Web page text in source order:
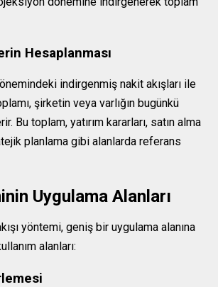
Hesaplanması
indirgenmiş nakit akışları ile
şirketin veya varlığın bugünkü
Bu toplam, yatırım kararları, satın alma
planlama gibi alanlarda referans
Uygulama Alanları
yöntemi, geniş bir uygulama alanına
alanları: